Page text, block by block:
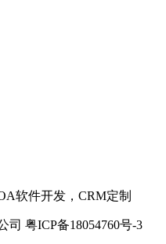
软件开发，CRM定制
司 粤ICP备18054760号-3